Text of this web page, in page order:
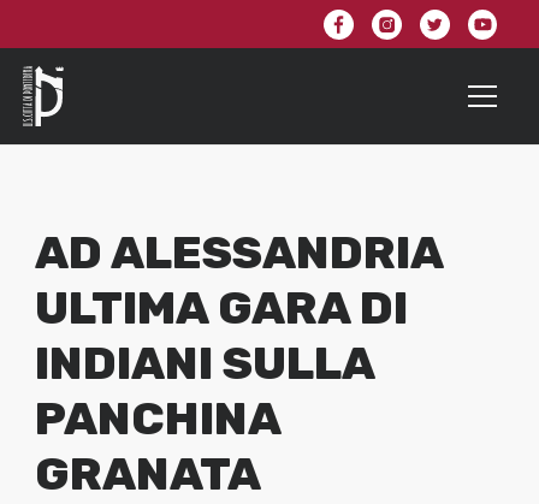
AD ALESSANDRIA
ULTIMA GARA DI
INDIANI SULLA
PANCHINA
GRANATA